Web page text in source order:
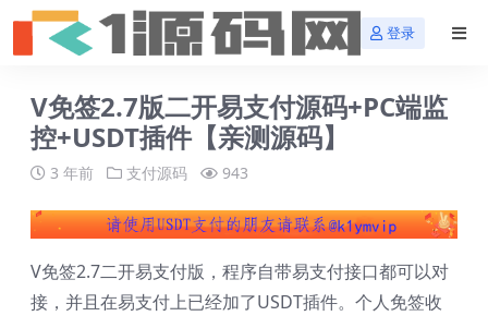
登录
V免签2.7版二开易支付源码+PC端监
控+USDT插件【亲测源码】
3 年前 支付源码 943
V免签2.7二开易支付版，程序自带易支付接口都可以对
接，并且在易支付上已经加了USDT插件。个人免签收